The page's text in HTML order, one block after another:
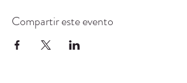
Compartir este evento